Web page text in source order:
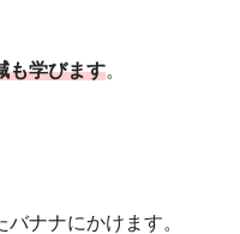
も学びます。
ナナにかけます。